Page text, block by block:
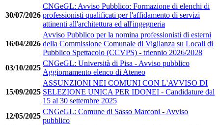
30/07/2026
CNGeGL: Avviso Pubblico: Formazione di elenchi di
professionisti qualificati per l'affidamento di servizi
attinenti all'architettura ed all'ingegneria
16/04/2026
Avviso Pubblico per la nomina professionisti di esterni
della Commissione Comunale di Vigilanza su Locali di
Pubblico Spettacolo (CCVPS) - triennio 2026/2028
03/10/2025
CNGeGL: Università di Pisa - Avviso pubblico
Aggiornamento elenco di Ateneo
15/09/2025
ASSUNZIONI NEI COMUNI CON L'AVVISO DI
SELEZIONE UNICA PER IDONEI - Candidature dal
15 al 30 settembre 2025
12/05/2025
CNGeGL: Comune di Sasso Marconi - Avviso
pubblico